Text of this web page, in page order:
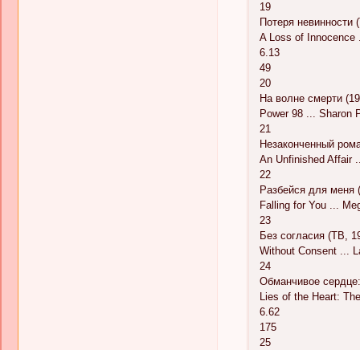
19
Потеря невинности
A Loss of Innocence
6.13
49
20
На волне смерти
Power 98 ... Sharon
21
Незаконченный
An Unfinished Affair
22
Разбейся для меня
Falling for You ...
23
Без согласия (ТВ,
Without Consent ...
24
Обманчивое
Lies of the Heart:
6.62
175
25